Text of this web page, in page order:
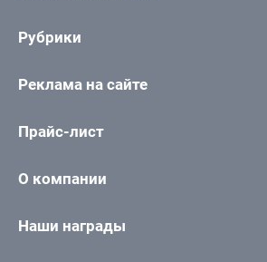
Рубрики
Реклама на сайте
Прайс-лист
О компании
Наши награды